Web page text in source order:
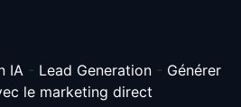
IA - Lead Generation - Générer
le marketing direct